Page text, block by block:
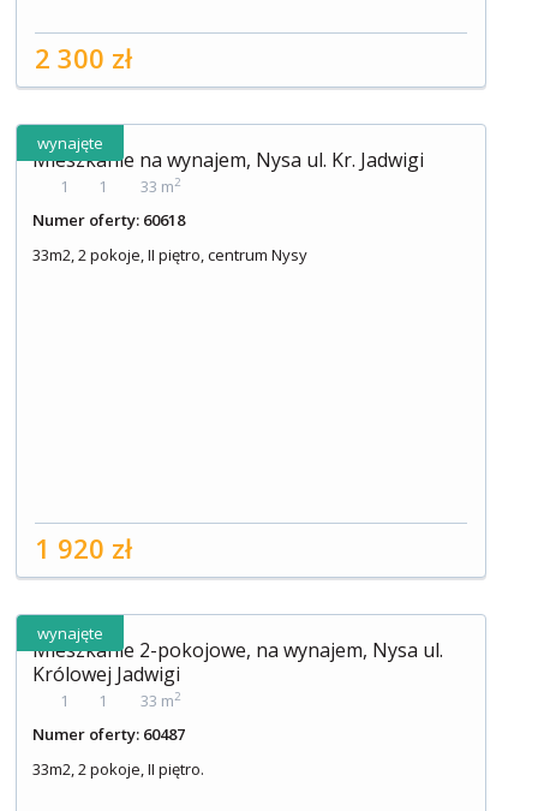
2 300 zł
wynajęte
Mieszkanie na wynajem, Nysa ul. Kr. Jadwigi
1 1 33 m2
Numer oferty: 60618
33m2, 2 pokoje, II piętro, centrum Nysy
1 920 zł
wynajęte
Mieszkanie 2-pokojowe, na wynajem, Nysa ul.
Królowej Jadwigi
1 1 33 m2
Numer oferty: 60487
33m2, 2 pokoje, II piętro.